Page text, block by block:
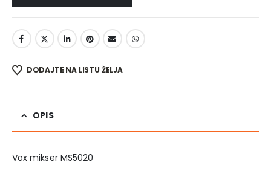
DODAJTE NA LISTU ŽELJA
OPIS
Vox mikser MS5020